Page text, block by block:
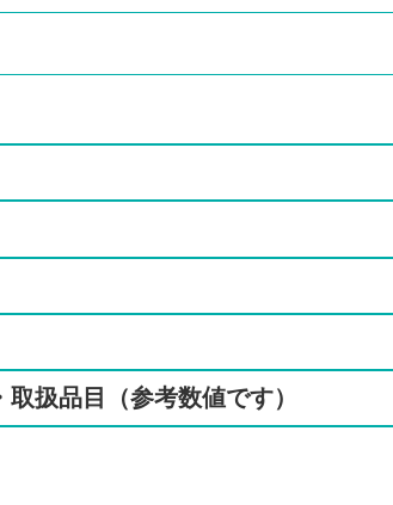
扱品目（参考数値です）